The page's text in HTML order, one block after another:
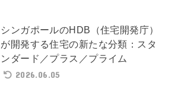
シンガポールのHDB（住宅開発庁）
が開発する住宅の新たな分類：スタ
ンダード／プラス／プライム
2026.06.05